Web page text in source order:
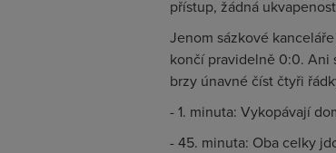
přístup, žádná
Jenom sázkové
končí pravidelně 0:0. Ani
brzy únavné číst čtyři
- 1. minuta: Vykopávají
- 45. minuta: Oba celky